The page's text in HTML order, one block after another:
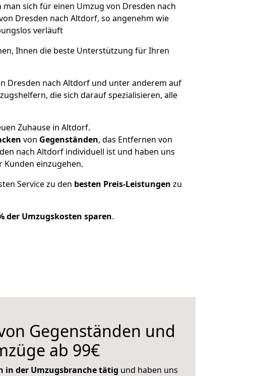
sich für einen Umzug von Dresden nach
Dresden nach Altdorf, so angenehm wie
verläuft
Ihnen die beste Unterstützung für Ihren
Dresden nach Altdorf und unter anderem auf
die sich darauf spezialisieren, alle
Zuhause in Altdorf.
von Gegenständen, das Entfernen von
nach Altdorf individuell ist und haben uns
einzugehen.
Service zu den besten Preis-Leistungen zu
der Umzugskosten sparen.
Gegenständen und
ab 99€
in der Umzugsbranche tätig und haben uns